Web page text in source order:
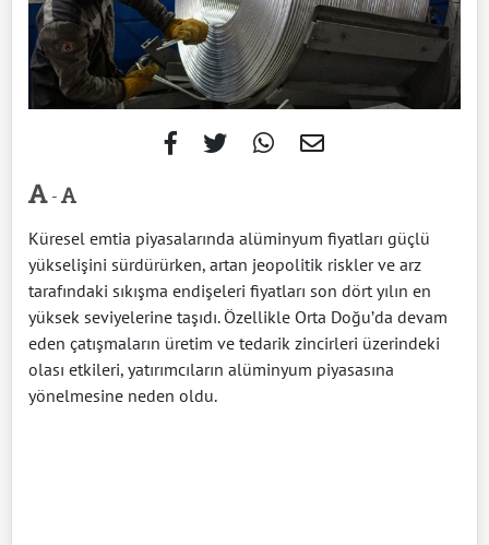
-
Küresel emtia piyasalarında alüminyum fiyatları güçlü
yükselişini sürdürürken, artan jeopolitik riskler ve arz
tarafındaki sıkışma endişeleri fiyatları son dört yılın en
yüksek seviyelerine taşıdı. Özellikle Orta Doğu’da devam
eden çatışmaların üretim ve tedarik zincirleri üzerindeki
olası etkileri, yatırımcıların alüminyum piyasasına
yönelmesine neden oldu.